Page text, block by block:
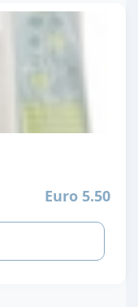
Euro 5.50